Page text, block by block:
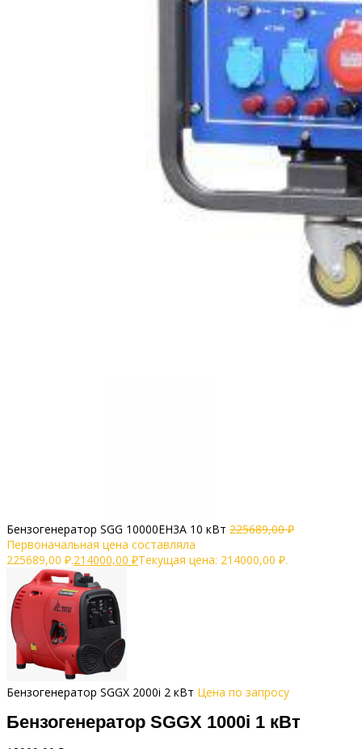
Бензогенератор SGG 10000EH3A 10 кВт 225689,00₽
Первоначальная цена составляла
225689,00 ₽.214000,00 ₽Текущая цена: 214000,00 ₽.
Бензогенератор SGGX 2000i 2 кВт Цена по запросу
Бензогенератор SGGX 1000i 1 кВт